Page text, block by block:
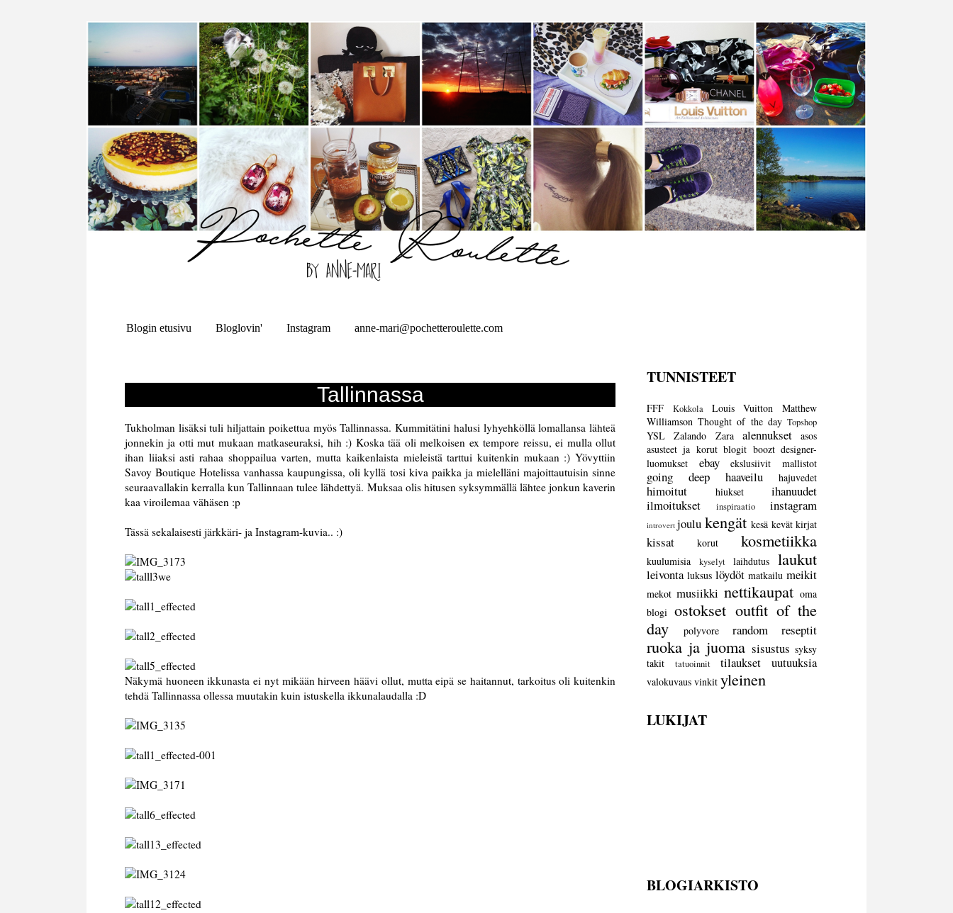
Blogin etusivu Bloglovin' Instagram anne-mari@pochetteroulette.com
Tallinnassa
Tukholman lisäksi tuli hiljattain poikettua myös Tallinnassa. Kummitätini halusi lyhyehköllä lomallansa lähteä
jonnekin ja otti mut mukaan matkaseuraksi, hih :) Koska tää oli melkoisen ex tempore reissu, ei mulla ollut
ihan liiaksi asti rahaa shoppailua varten, mutta kaikenlaista mieleistä tarttui kuitenkin mukaan :) Yövyttiin
Savoy Boutique Hotelissa vanhassa kaupungissa, oli kyllä tosi kiva paikka ja mielelläni majoittautuisin sinne
seuraavallakin kerralla kun Tallinnaan tulee lähdettyä. Muksaa olis hitusen syksymmällä lähtee jonkun kaverin
kaa viroilemaa vähäsen :p
Tässä sekalaisesti järkkäri- ja Instagram-kuvia.. :)
Näkymä huoneen ikkunasta ei nyt mikään hirveen häävi ollut, mutta eipä se haitannut, tarkoitus oli kuitenkin
tehdä Tallinnassa ollessa muutakin kuin istuskella ikkunalaudalla :D
TUNNISTEET
FFF Kokkola Louis Vuitton
Matthew
Williamson Thought of the day Topshop
YSL Zalando Zara alennukset
asos
asusteet ja korut blogit boozt designer-
luomukset
ebay ekslusiivit mallistot
going deep haaveilu hajuvedet
himoitut hiukset
ihanuudet
ilmoitukset
inspiraatio instagram
introvert joulu kengät kesä kevät kirjat
kissat korut kosmetiikka
kuulumisia kyselyt laihdutus laukut
leivonta luksus löydöt matkailu meikit
mekot musiikki nettikaupat oma
blogi ostokset outfit of the
day
polyvore random reseptit
ruoka ja juoma sisustus syksy
takit
tatuoinnit tilaukset uutuuksia
valokuvaus vinkit yleinen
LUKIJAT
BLOGIARKISTO